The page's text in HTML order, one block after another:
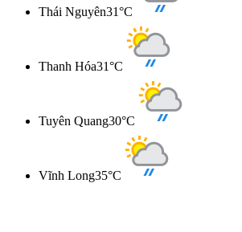
Thái Nguyên31°C
Thanh Hóa31°C
Tuyên Quang30°C
Vĩnh Long35°C